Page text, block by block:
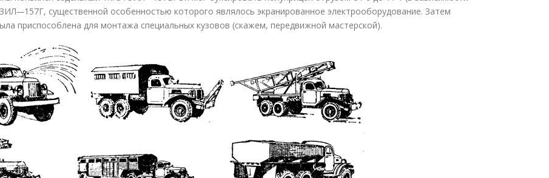
—157Г, существенной особенностью которого являлось экранированное электрооборудование. Затем
приспособлена для монтажа специальных кузовов (скажем, передвижной мастерской).